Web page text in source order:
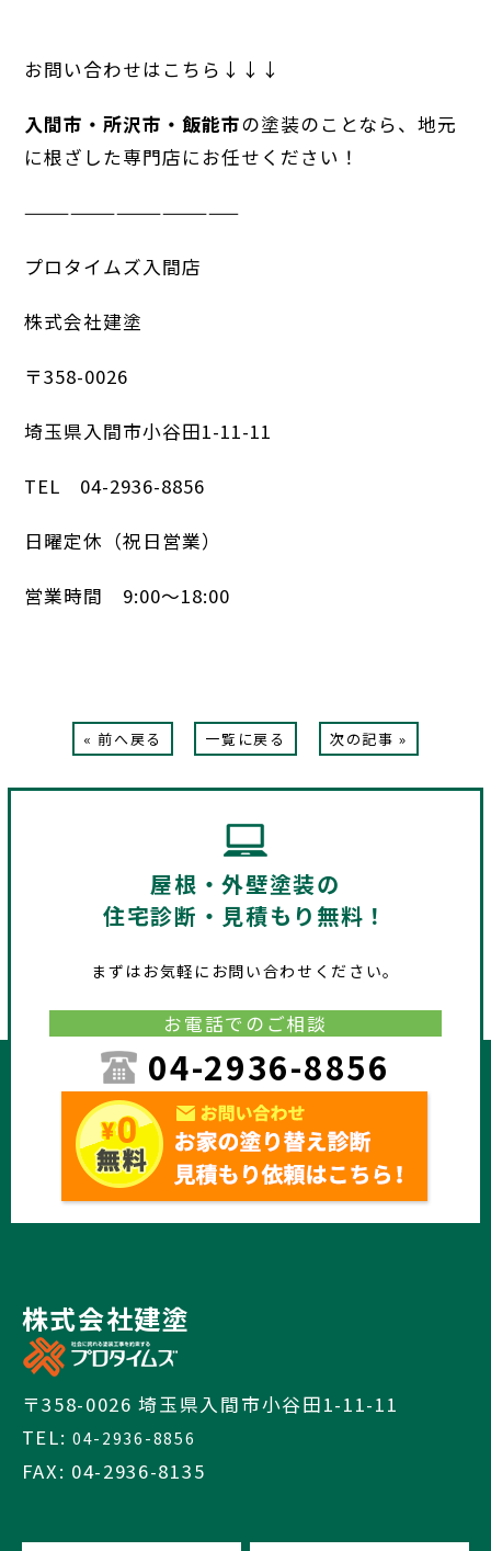
お問い合わせはこちら↓↓↓
入間市・所沢市・飯能市の塗装のことなら、地元
に根ざした専門店にお任せください！
——————————————
プロタイムズ入間店
株式会社建塗
〒358-0026
埼玉県入間市小谷田1-11-11
TEL 04-2936-8856
日曜定休（祝日営業）
営業時間 9:00～18:00
« 前へ戻る 一覧に戻る 次の記事 »
屋根・外壁塗装の
住宅診断・見積もり無料！
まずはお気軽にお問い合わせください。
お電話でのご相談
04-2936-8856
株式会社建塗
〒358-0026 埼玉県入間市小谷田1-11-11
TEL:04-2936-8856
FAX: 04-2936-8135